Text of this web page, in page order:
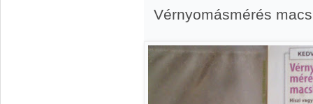
Vérnyomásmérés